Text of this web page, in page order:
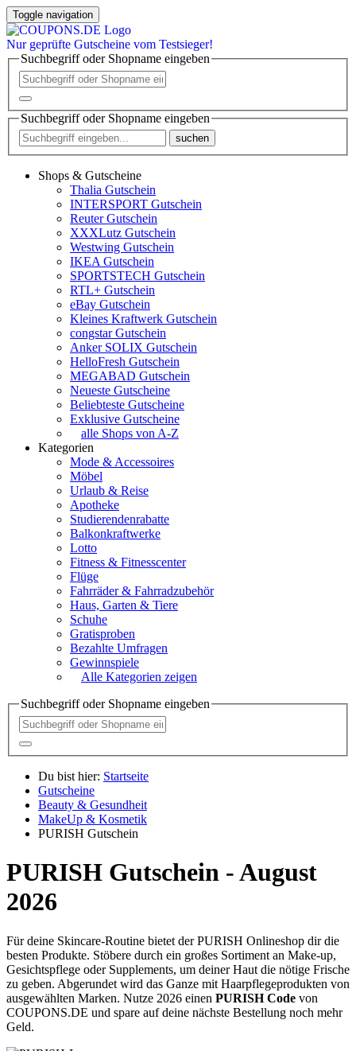
Toggle navigation
Nur geprüfte Gutscheine vom Testsieger!
Suchbegriff oder Shopname eingeben
Suchbegriff oder Shopname eingeben
suchen
Shops & Gutscheine
Thalia Gutschein
INTERSPORT Gutschein
Reuter Gutschein
XXXLutz Gutschein
Westwing Gutschein
IKEA Gutschein
SPORTSTECH Gutschein
RTL+ Gutschein
eBay Gutschein
Kleines Kraftwerk Gutschein
congstar Gutschein
Anker SOLIX Gutschein
HelloFresh Gutschein
MEGABAD Gutschein
Neueste Gutscheine
Beliebteste Gutscheine
Exklusive Gutscheine
alle Shops von A-Z
Kategorien
Mode & Accessoires
Möbel
Urlaub & Reise
Apotheke
Studierendenrabatte
Balkonkraftwerke
Lotto
Fitness & Fitnesscenter
Flüge
Fahrräder & Fahrradzubehör
Haus, Garten & Tiere
Schuhe
Gratisproben
Bezahlte Umfragen
Gewinnspiele
Alle Kategorien zeigen
Suchbegriff oder Shopname eingeben
Du bist hier: Startseite
Gutscheine
Beauty & Gesundheit
MakeUp & Kosmetik
PURISH Gutschein
PURISH Gutschein - August
2026
Für deine Skincare-Routine bietet der PURISH Onlineshop dir die
besten Produkte. Stöbere durch ein großes Sortiment an Make-up,
Gesichtspflege oder Supplements, um deiner Haut die nötige Frische
zu geben. Abgerundet wird das Ganze mit Haarpflegeprodukten von
ausgewählten Marken. Nutze 2026 einen PURISH Code von
COUPONS.DE und spare auf deine nächste Bestellung noch mehr
Geld.